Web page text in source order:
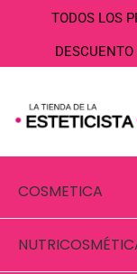
TODOS LOS
COSMETICA